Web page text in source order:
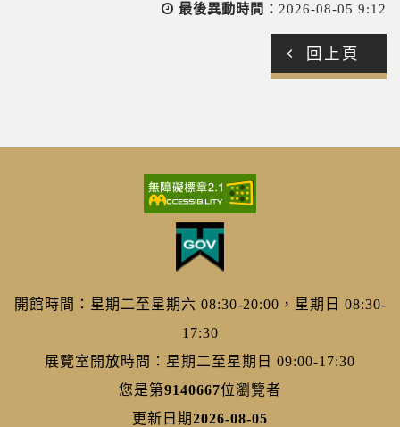
最後異動時間： 2026-08-05 9:12
回上頁
開館時間：星期二至星期六 08:30-20:00，星期日 08:30-
17:30
展覽室開放時間：星期二至星期日 09:00-17:30
您是第9140667位瀏覽者
更新日期2026-08-05